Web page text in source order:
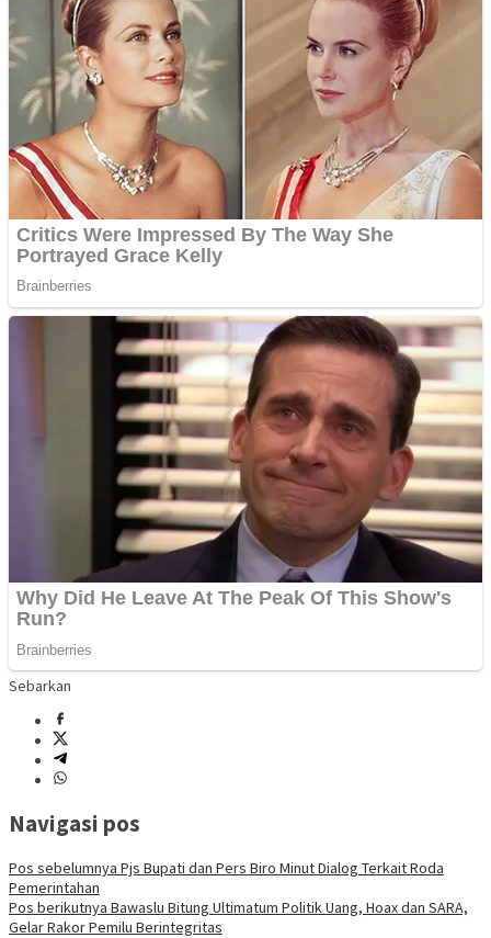
Sebarkan
Navigasi pos
Pos sebelumnya Pjs Bupati dan Pers Biro Minut Dialog Terkait Roda
Pemerintahan
Pos berikutnya Bawaslu Bitung Ultimatum Politik Uang, Hoax dan SARA,
Gelar Rakor Pemilu Berintegritas